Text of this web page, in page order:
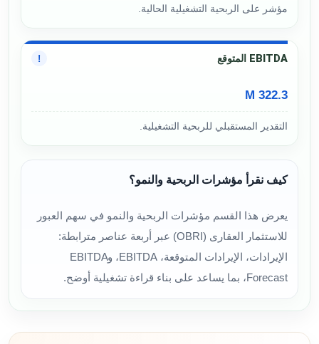
مؤشر على الربحية التشغيلية الحالية.
EBITDA المتوقع !
322.3 M
التقدير المستقبلي للربحية التشغيلية.
كيف نقرأ مؤشرات الربحية والنمو؟
يعرض هذا القسم مؤشرات الربحية والنمو في سهم العبور
للاستثمار العقارى (OBRI) عبر أربعة عناصر مترابطة:
الإيرادات، الإيرادات المتوقعة، EBITDA، وEBITDA
Forecast، بما يساعد على بناء قراءة تشغيلية أوضح.